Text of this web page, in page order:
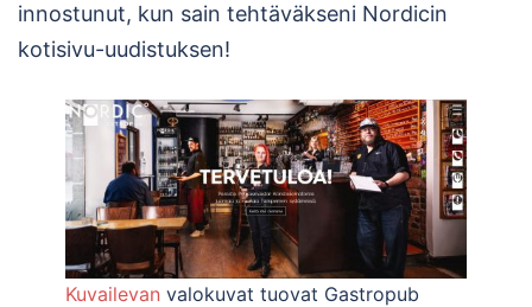
innostunut, kun sain tehtäväkseni Nordicin
kotisivu-uudistuksen!
Kuvailevan valokuvat tuovat Gastropub